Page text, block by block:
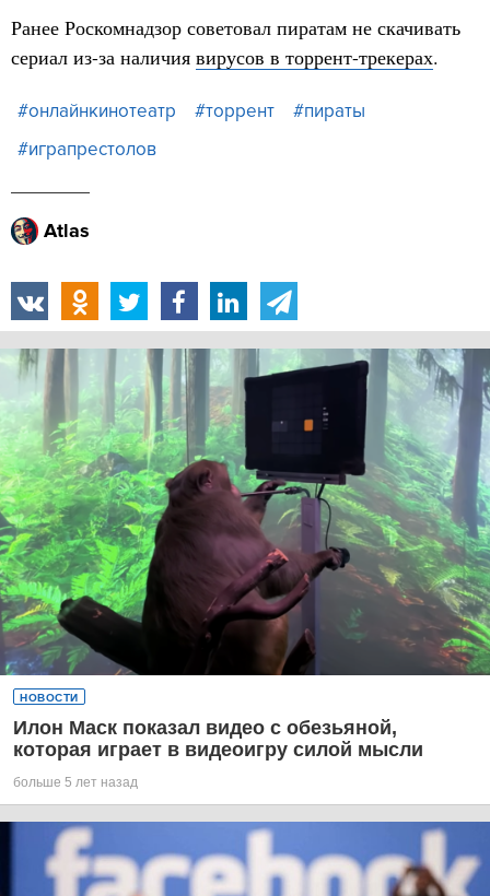
Ранее Роскомнадзор советовал пиратам не скачивать
сериал из-за наличия вирусов в торрент-трекерах.
#онлайнкинотеатр #торрент
#пираты
#играпрестолов
Atlas
НОВОСТИ
Илон Маск показал видео с обезьяной,
которая играет в видеоигру силой мысли
больше 5 лет назад